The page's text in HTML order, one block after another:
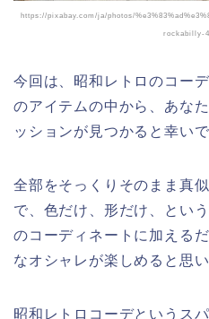
https://pixabay.com/ja/photos/
rockabilly-
今回は、昭和レトロのコー
のアイテムの中から、あな
ッションが見つかると幸いで
全部をそっくりそのまま真
で、色だけ、形だけ、とい
のコーディネートに加える
なオシャレが楽しめると思い
昭和レトロコーデというス